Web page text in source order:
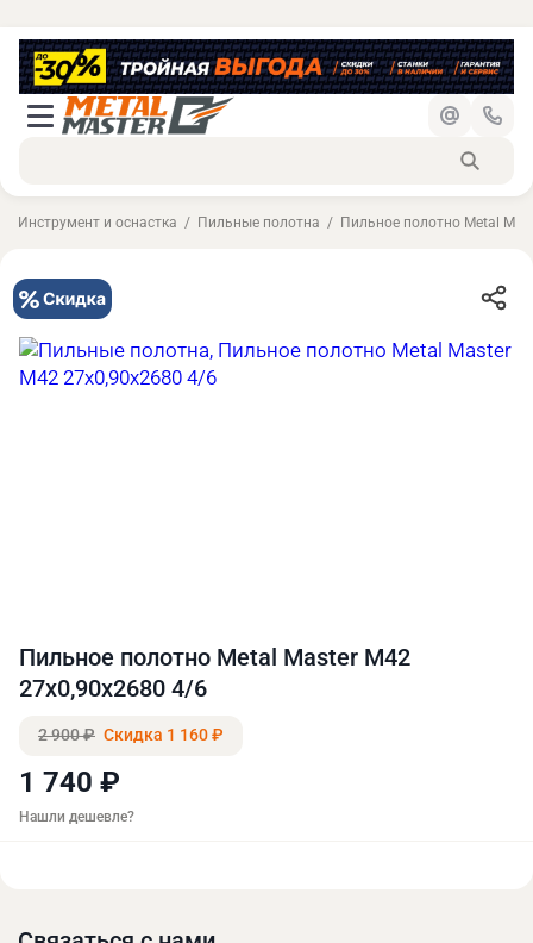
Инструмент и оснастка Пильные полотна Пильное полотно Metal
Пильное полотно Metal Master M42
27x0,90x2680 4/6
2 900 ₽ Скидка 1 160 ₽
1 740 ₽
Нашли дешевле?